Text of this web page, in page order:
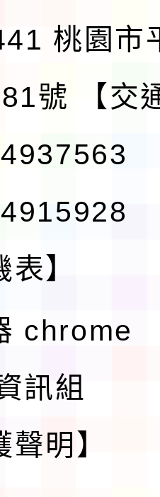
桃園市
號
【交
表】
chrome
訊組
聲明】